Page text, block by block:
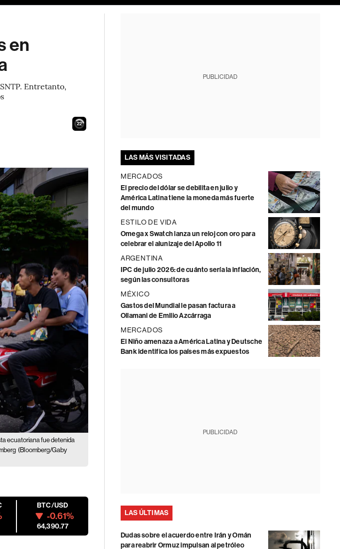
en
Entretanto,
21
ecuatoriana fue detenida
(Bloomberg/Gaby
BTC/USD
-0.61%
64,390.77
PUBLICIDAD
LAS MÁS VISITADAS
MERCADOS
El precio del dólar se debilita en julio y
América Latina tiene la moneda más fuerte
del mundo
ESTILO DE VIDA
Omega x Swatch lanza un reloj con oro para
celebrar el alunizaje del Apollo 11
ARGENTINA
IPC de julio 2026: de cuánto sería la inflación,
según las consultoras
MÉXICO
Gastos del Mundial le pasan factura a
Ollamani de Emilio Azcárraga
MERCADOS
El Niño amenaza a América Latina y Deutsche
Bank identifica los países más expuestos
PUBLICIDAD
LAS ÚLTIMAS
Dudas sobre el acuerdo entre Irán y Omán
para reabrir Ormuz impulsan al petróleo